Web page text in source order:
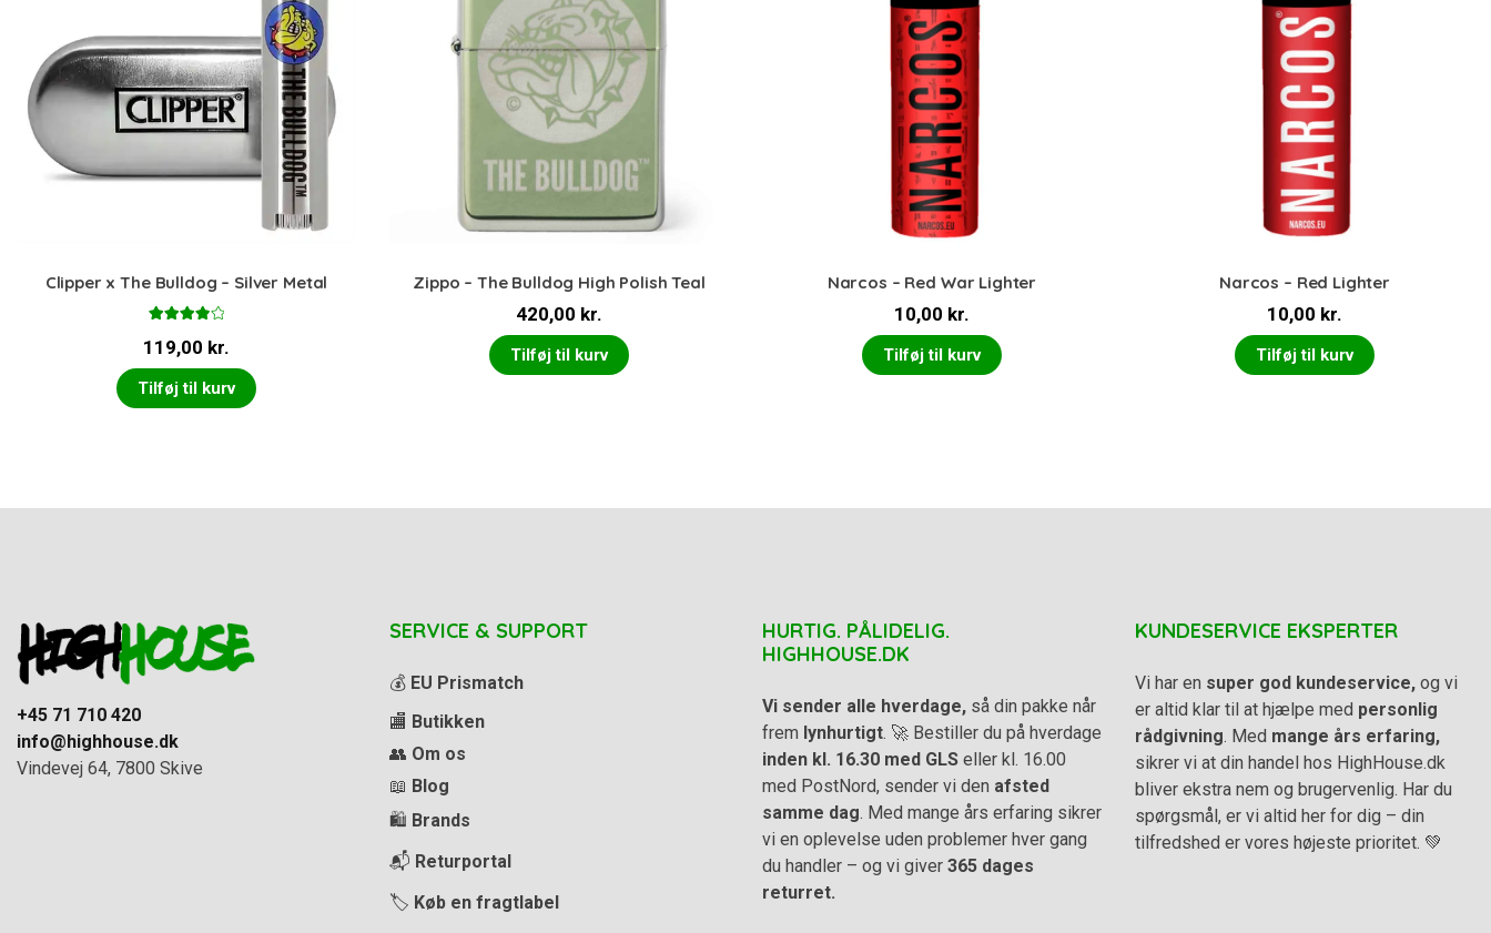
Clipper x The Bulldog – Silver Metal
4.00ud
af 5
119,00 kr.
Tilføj til kurv
Zippo – The Bulldog High Polish Teal
420,00 kr.
Tilføj til kurv
Narcos – Red War Lighter
10,00 kr.
Tilføj til kurv
Narcos – Red Lighter
10,00 kr.
Tilføj til kurv
+45 71 710 420
info@highhouse.dk
Vindevej 64, 7800 Skive
SERVICE & SUPPORT
💰 EU Prismatch
🏬 Butikken
👥 Om os
📖 Blog
🛍️ Brands
📬 Returportal
🏷️ Køb en fragtlabel
HURTIG. PÅLIDELIG.
HIGHHOUSE.DK
Vi sender alle hverdage, så din pakke når
frem lynhurtigt. 🚀 Bestiller du på hverdage
inden kl. 16.30 med GLS eller kl. 16.00
med PostNord, sender vi den afsted
samme dag. Med mange års erfaring sikrer
vi en oplevelse uden problemer hver gang
du handler – og vi giver 365 dages
returret.
KUNDESERVICE EKSPERTER
Vi har en super god kundeservice, og vi
er altid klar til at hjælpe med personlig
rådgivning. Med mange års erfaring,
sikrer vi at din handel hos HighHouse.dk
bliver ekstra nem og brugervenlig. Har du
spørgsmål, er vi altid her for dig – din
tilfredshed er vores højeste prioritet. 💚